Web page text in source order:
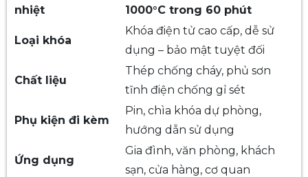
nhiệt
1000°C trong 60 phút
Loại khóa
Khóa điện tử cao cấp, dễ sử
dụng – bảo mật tuyệt đối
Chất liệu
Thép chống cháy, phủ sơn
tĩnh điện chống gỉ sét
Phụ kiện đi kèm
Pin, chìa khóa dự phòng,
hướng dẫn sử dụng
Ứng dụng
Gia đình, văn phòng, khách
sạn, cửa hàng, cơ quan